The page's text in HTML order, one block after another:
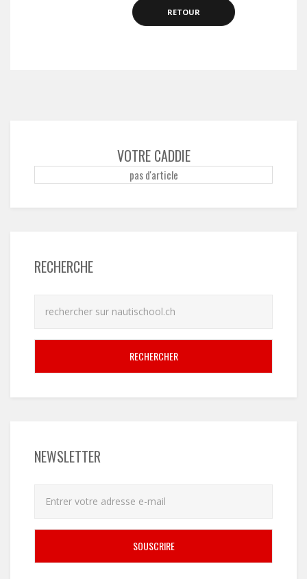
RETOUR
VOTRE CADDIE
pas d'article
RECHERCHE
RECHERCHER
NEWSLETTER
SOUSCRIRE